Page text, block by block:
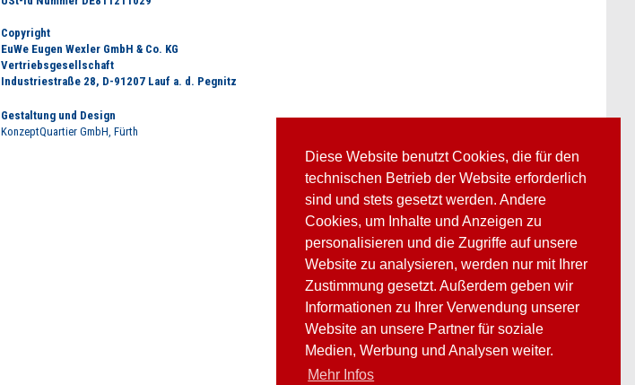
Diese Website benutzt Cookies, die für den
technischen Betrieb der Website erforderlich
sind und stets gesetzt werden. Andere
Cookies, um Inhalte und Anzeigen zu
personalisieren und die Zugriffe auf unsere
Website zu analysieren, werden nur mit Ihrer
Zustimmung gesetzt. Außerdem geben wir
Informationen zu Ihrer Verwendung unserer
Website an unsere Partner für soziale
Medien, Werbung und Analysen weiter.
Mehr Infos
Copyright
EuWe Eugen Wexler GmbH & Co. KG
Vertriebsgesellschaft
Industriestraße 28, D-91207 Lauf a. d. Pegnitz
Gestaltung und Design
KonzeptQuartier GmbH, Fürth